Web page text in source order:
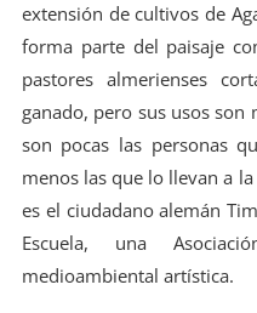
extensión de cultivos de
forma parte del paisaje
pastores almerienses
ganado, pero sus usos son
son pocas las personas
menos las que lo llevan a
es el ciudadano alemán
Escuela, una
medioambiental artística.